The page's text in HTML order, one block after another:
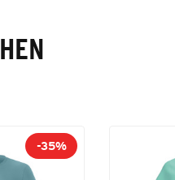
-35%